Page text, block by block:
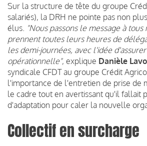
Sur la structure de tête du groupe
salariés), la DRH ne pointe pas non
élus. "Nous passons le message à
prennent toutes leurs heures de
les demi-journées, avec l'idée
opérationnelle", explique Danièle
syndicale CFDT au groupe Crédit
l'importance de l'entretien de prise de
le cadre tout en avertissant qu'il fallait
d'adaptation pour caler la nouvelle
Collectif en surcharge